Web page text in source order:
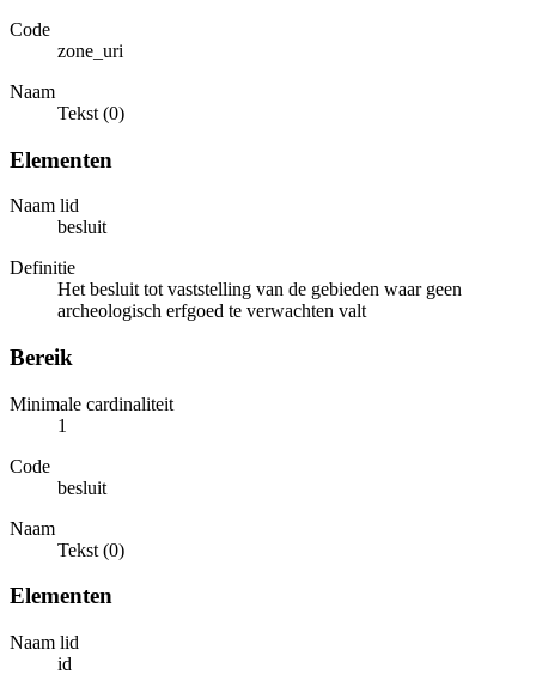
Code
zone_uri
Naam
Tekst (0)
Elementen
Naam lid
besluit
Definitie
Het besluit tot vaststelling van de gebieden waar geen
archeologisch erfgoed te verwachten valt
Bereik
Minimale cardinaliteit
1
Code
besluit
Naam
Tekst (0)
Elementen
Naam lid
id